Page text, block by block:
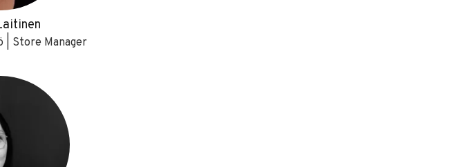
| Store Manager